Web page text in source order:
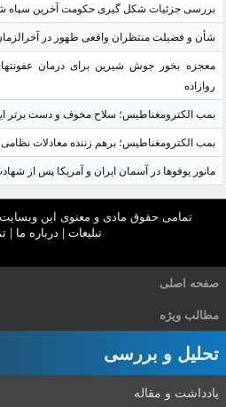
بررسی جزئیات شکل گیری حکومت آخرین سپاه
شأن و فضیلت منتظران واقعی ظهور در
معجزه بخور جوش شیرین برای درمان
روازاده
بمب الکترومغناطیس؛ سلاح مخوف و دست برتر
بمب الکترومغناطیس؛ برهم زننده معادلات
مانور یوفوها در آسمان ایران و آمریکا پس از
تمامی حقوق مادی و معنوی این وبسایت
تبلیغات | درباره ما |
صفحه اصلی
مطالب ویژه
تحلیل و بررسی
یادداشت و مقاله